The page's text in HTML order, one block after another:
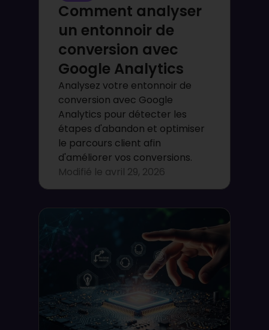
Comment analyser
un entonnoir de
conversion avec
Google Analytics
Analysez votre entonnoir de
conversion avec Google
Analytics pour détecter les
étapes d'abandon et optimiser
le parcours client afin
d'améliorer vos conversions.
Modifié le avril 29, 2026